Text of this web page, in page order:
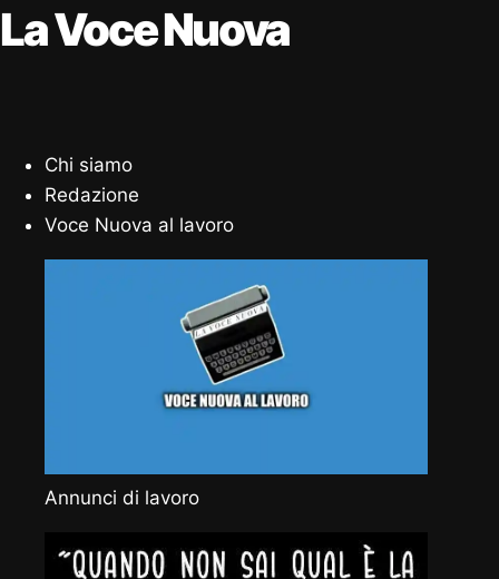
La Voce Nuova
Chi siamo
Redazione
Voce Nuova al lavoro
Annunci di lavoro